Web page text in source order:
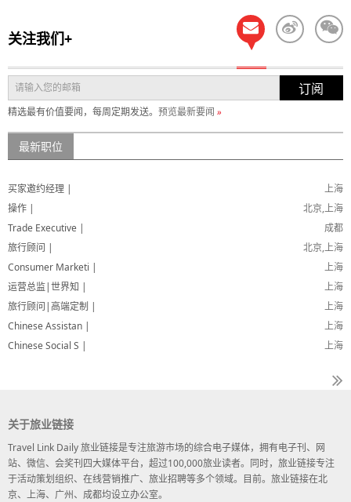
关注我们+
订阅
精选最有价值要闻，每周定期发送。 预览最新要闻 »
最新职位
上海
买家邀约经理 |
北京,上海
操作 |
成都
Trade Executive |
北京,上海
旅行顾问 |
上海
Consumer Marketi |
上海
运营总监|世界知 |
上海
旅行顾问|高端定制 |
上海
Chinese Assistan |
上海
Chinese Social S |
关于旅业链接
Travel Link Daily 旅业链接是专注旅游市场的综合电子媒体，拥有电子刊、网
站、微信、会奖刊四大媒体平台，超过100,000旅业读者。同时，旅业链接专注
于活动策划组织、在线营销推广、旅业招聘等多个领域。目前。旅业链接在北
京、上海、广州、成都均设立办公室。